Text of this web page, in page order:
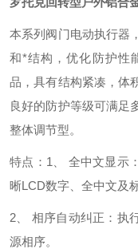
本系列阀门电动执行器
和*结构，优化防护性
品，具有结构紧凑，体
良好的防护等级可满足
整体调节型。
特点：1、 全中文显示：
晰LCD数字、全中
2、 相序自动纠正： 执
源相序。